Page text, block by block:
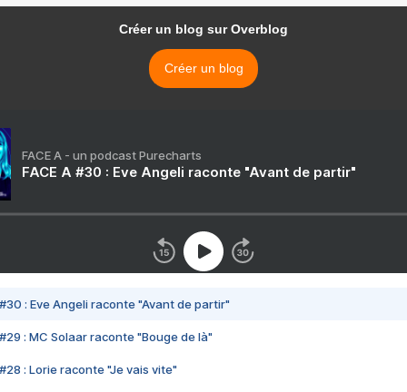
Créer un blog sur Overblog
Créer un blog
FACE A - un podcast Purecharts
FACE A #30 : Eve Angeli raconte "Avant de partir"
#30 : Eve Angeli raconte "Avant de partir"
#29 : MC Solaar raconte "Bouge de là"
#28 : Lorie raconte "Je vais vite"